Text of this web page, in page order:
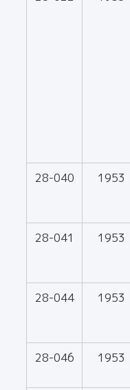
28-040 1953
28-041 1953
28-044 1953
28-046 1953